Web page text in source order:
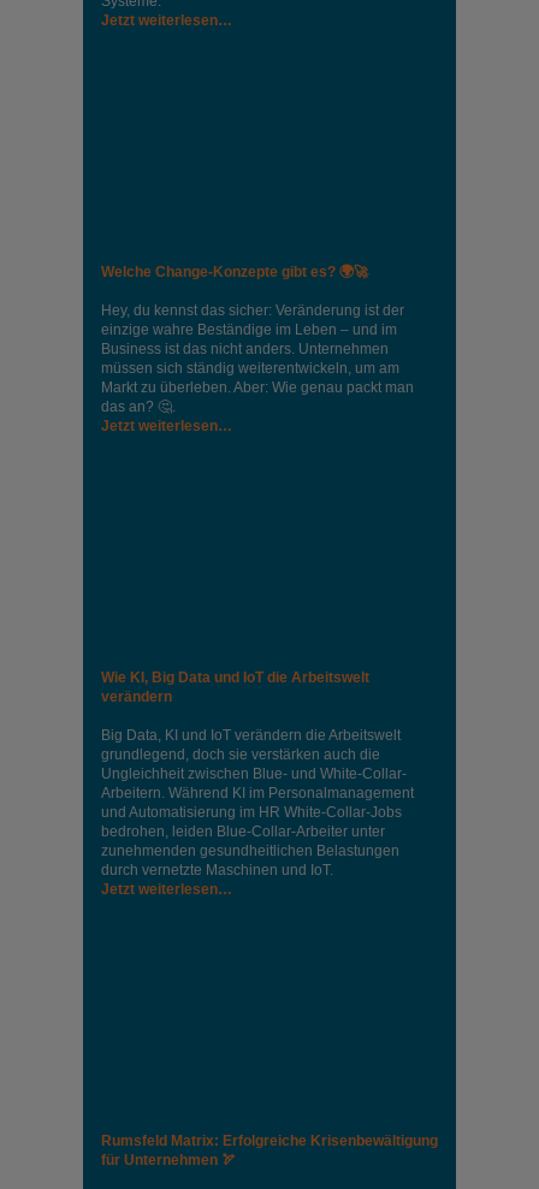
Jetzt weiterlesen…
Welche Change-Konzepte gibt es? 🌍🚀
Hey, du kennst das sicher: Veränderung ist der
einzige wahre Beständige im Leben – und im
Business ist das nicht anders. Unternehmen
müssen sich ständig weiterentwickeln, um am
Markt zu überleben. Aber: Wie genau packt man
das an? 🤔.
Jetzt weiterlesen…
Wie KI, Big Data und IoT die Arbeitswelt
verändern
Big Data, KI und IoT verändern die Arbeitswelt
grundlegend, doch sie verstärken auch die
Ungleichheit zwischen Blue- und White-Collar-
Arbeitern. Während KI im Personalmanagement
und Automatisierung im HR White-Collar-Jobs
bedrohen, leiden Blue-Collar-Arbeiter unter
zunehmenden gesundheitlichen Belastungen
durch vernetzte Maschinen und IoT.
Jetzt weiterlesen…
Rumsfeld Matrix: Erfolgreiche Krisenbewältigung
für Unternehmen 🏹